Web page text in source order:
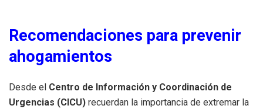
Recomendaciones para prevenir
ahogamientos
Desde el Centro de Información y Coordinación de
Urgencias (CICU) recuerdan la importancia de extremar la